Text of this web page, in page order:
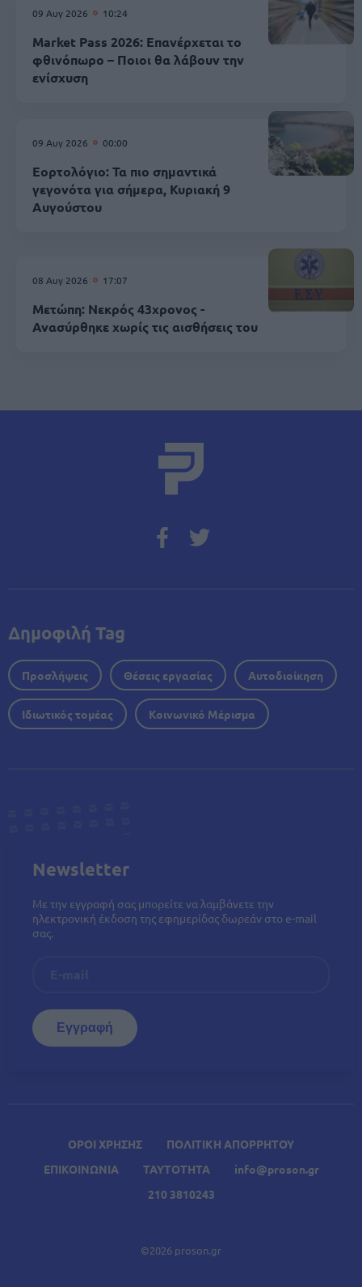
09 Αυγ 2026 10:24
Market Pass 2026: Επανέρχεται το
φθινόπωρο – Ποιοι θα λάβουν την
ενίσχυση
09 Αυγ 2026 00:00
Εορτολόγιο: Τα πιο σημαντικά
γεγονότα για σήμερα, Κυριακή 9
Αυγούστου
08 Αυγ 2026 17:07
Μετώπη: Νεκρός 43χρονος -
Ανασύρθηκε χωρίς τις αισθήσεις του
ΟΡΟΙ ΧΡΗΣΗΣ
ΠΟΛΙΤΙΚΗ ΑΠΟΡΡΗΤΟΥ
ΕΠΙΚΟΙΝΩΝΙΑ
ΤΑΥΤΟΤΗΤΑ
info@proson.gr
210 3810243
©2026 proson.gr
Δημοφιλή Tag
Προσλήψεις Θέσεις εργασίας Αυτοδιοίκηση
Ιδιωτικός τομέας Κοινωνικό Μέρισμα
Newsletter
Με την εγγραφή σας μπορείτε να λαμβάνετε την
ηλεκτρονική έκδοση της εφημερίδας δωρεάν στο e-mail
σας.